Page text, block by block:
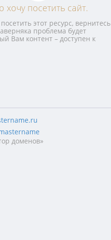
хочу посетить сайт.
этот ресурс, вернитесь
проблема будет
Вам контент – доступен к
доменов»